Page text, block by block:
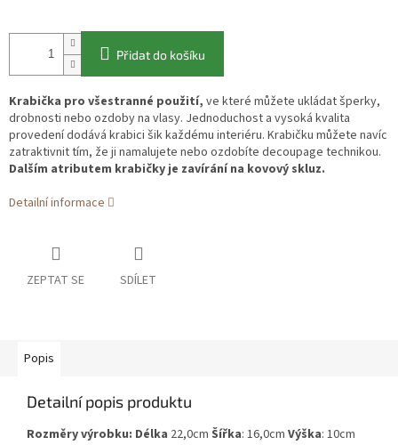
Přidat do košíku
Krabička pro všestranné použití, ve které můžete ukládat šperky,
drobnosti nebo ozdoby na vlasy. Jednoduchost a vysoká kvalita
provedení dodává krabici šik každému interiéru. Krabičku můžete navíc
zatraktivnit tím, že ji namalujete nebo ozdobíte decoupage technikou.
Dalším atributem krabičky je zavírání na kovový skluz.
Detailní informace
ZEPTAT SE SDÍLET
Popis
Detailní popis produktu
Rozměry výrobku: Délka 22,0cm Šířka: 16,0cm Výška: 10cm